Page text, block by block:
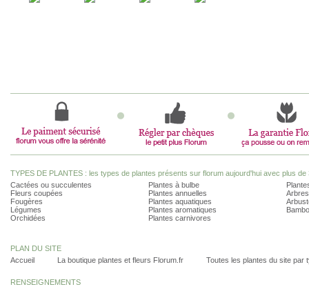
TYPES DE PLANTES : les types de plantes présents sur florum aujourd'hui avec plus de
Cactées ou succulentes
Fleurs coupées
Fougères
Légumes
Orchidées
Plantes à bulbe
Plantes annuelles
Plantes aquatiques
Plantes aromatiques
Plantes carnivores
PLAN DU SITE
Accueil
La boutique plantes et fleurs Florum.fr Toutes les plantes du site par
RENSEIGNEMENTS